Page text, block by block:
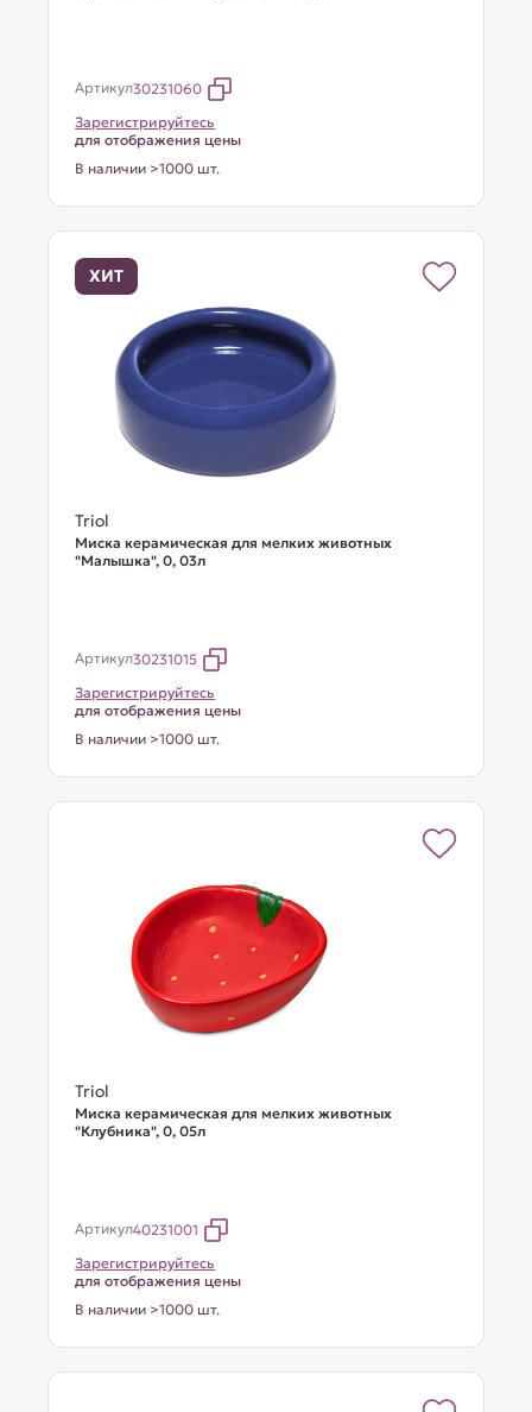
Артикул30231060
Зарегистрируйтесь
для отображения цены
В наличии >1000 шт.
ХИТ
Triol
Миска керамическая для мелких животных
"Малышка", 0, 03л
Артикул30231015
Зарегистрируйтесь
для отображения цены
В наличии >1000 шт.
Triol
Миска керамическая для мелких животных
"Клубника", 0, 05л
Артикул40231001
Зарегистрируйтесь
для отображения цены
В наличии >1000 шт.